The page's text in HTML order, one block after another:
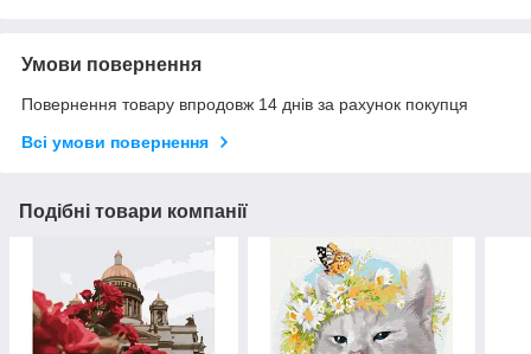
Умови повернення
Повернення товару впродовж 14 днів за рахунок покупця
Всі умови повернення
Подібні товари компанії